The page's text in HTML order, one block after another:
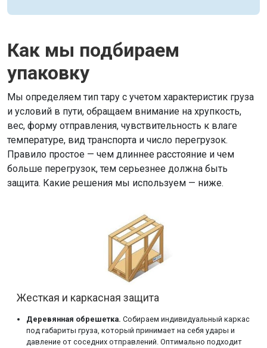
Как мы подбираем
упаковку
Мы определяем тип тару с учетом характеристик груза
и условий в пути, обращаем внимание на хрупкость,
вес, форму отправления, чувствительность к влаге
температуре, вид транспорта и число перегрузок.
Правило простое — чем длиннее расстояние и чем
больше перегрузок, тем серьезнее должна быть
защита. Какие решения мы используем — ниже.
Жесткая и каркасная защита
Деревянная обрешетка. Собираем индивидуальный каркас
под габариты груза, который принимает на себя удары и
давление от соседних отправлений. Оптимально подходит